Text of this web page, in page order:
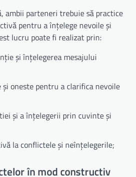
ambii parteneri trebuie să practice
pentru a înțelege nevoile și
lucru poate fi realizat prin:
și înțelegerea mesajului
oneste pentru a clarifica nevoile
și a înțelegerii prin cuvinte și
la conflictele și neînțelegerile;
în mod constructiv